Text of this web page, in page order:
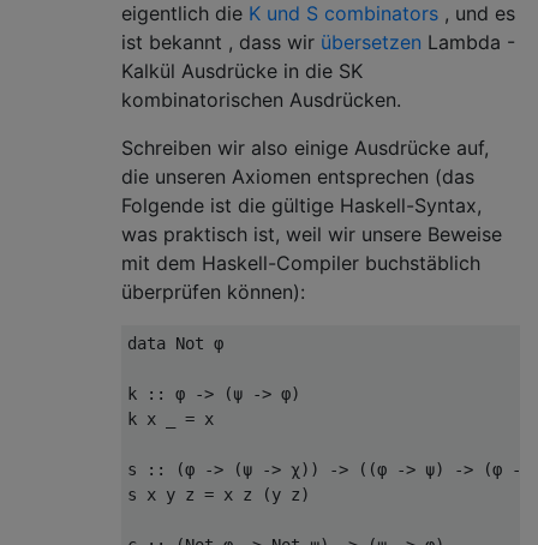
eigentlich die K und S combinators , und es
ist bekannt , dass wir übersetzen Lambda -
Kalkül Ausdrücke in die SK
kombinatorischen Ausdrücken.
Schreiben wir also einige Ausdrücke auf,
die unseren Axiomen entsprechen (das
Folgende ist die gültige Haskell-Syntax,
was praktisch ist, weil wir unsere Beweise
mit dem Haskell-Compiler buchstäblich
überprüfen können):
data Not φ
k :: φ -> (ψ -> φ)
k x
= x
s :: (φ -> (ψ -> χ)) -> ((φ -> ψ) -> (φ
->
s x y z = x z (y z)